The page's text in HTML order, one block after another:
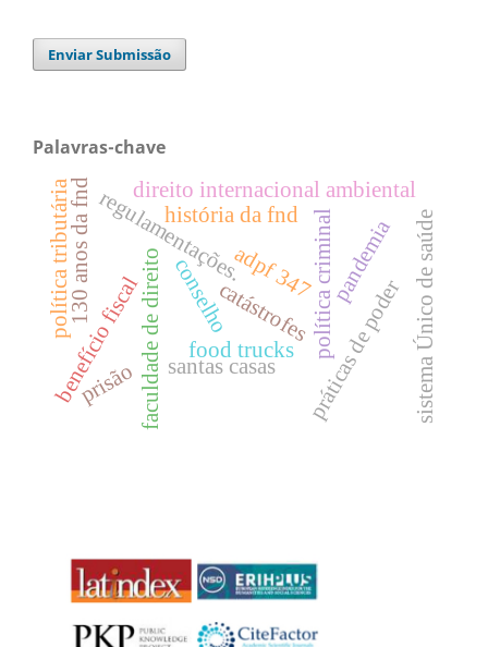
Enviar Submissão
Palavras-chave
food trucks política criminal
faculdade de direito
regulamentações.
práticas de poder
catástrofes
conselho
direito internacional ambiental
história da fnd
130 anos da fnd
benefício fiscal
política tributária adpf 347
prisão
pandemia
santas casas sistema Único de saúde